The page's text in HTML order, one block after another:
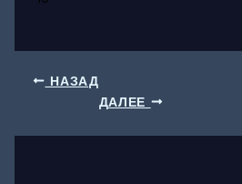
НАЗАД
ДАЛЕЕ